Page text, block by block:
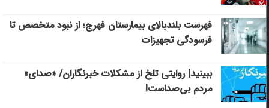
فهرست بلندبالای بیمارستان فهرج؛ از نبود متخصص تا
فرسودگی تجهیزات
ببینید| روایتی تلخ از مشکلات خبرنگاران/ «صدای»
‌مردم بی‌صدا‌ست!